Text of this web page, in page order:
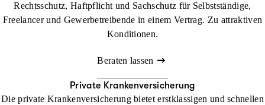
Rechtsschutz, Haftpflicht und Sachschutz für Selbstständige,
Freelancer und Gewerbetreibende in einem Vertrag. Zu attraktiven
Konditionen.
Beraten lassen
Private Krankenversicherung
Die private Krankenversicherung bietet erstklassigen und schnellen